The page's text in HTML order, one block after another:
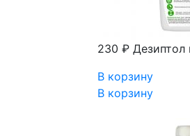
230 ₽ Дезиптол
В корзину
В корзину